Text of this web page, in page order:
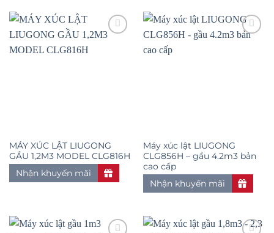
MÁY XÚC LẬT LIUGONG
GẦU 1,2M3 MODEL CLG816H
Nhận khuyến mãi
Máy xúc lật LIUGONG
CLG856H – gầu 4.2m3 bản
cao cấp
Nhận khuyến mãi